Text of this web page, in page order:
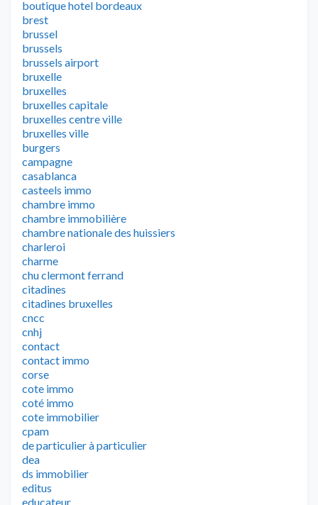
boutique hotel bordeaux
brest
brussel
brussels
brussels airport
bruxelle
bruxelles
bruxelles capitale
bruxelles centre ville
bruxelles ville
burgers
campagne
casablanca
casteels immo
chambre immo
chambre immobilière
chambre nationale des huissiers
charleroi
charme
chu clermont ferrand
citadines
citadines bruxelles
cncc
cnhj
contact
contact immo
corse
cote immo
coté immo
cote immobilier
cpam
de particulier à particulier
dea
ds immobilier
editus
educateur